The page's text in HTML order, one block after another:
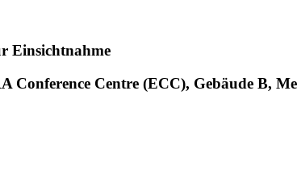
Einsichtnahme
Centre (ECC), Gebäude B,